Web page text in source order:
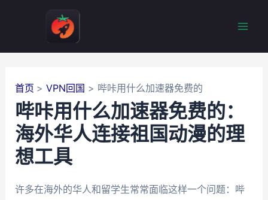
首页 VPN回国 哔咔用什么加速器免费的
哔咔用什么加速器免费的：
海外华人连接祖国动漫的理
想工具
许多在海外的华人和留学生常常面临这样一个问题：哔